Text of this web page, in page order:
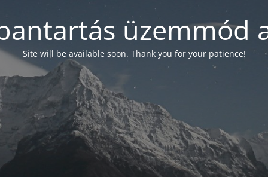
üzemmód
Site will be available soon. Thank you for your patience!